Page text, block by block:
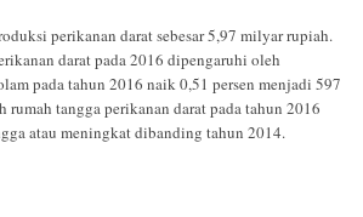
perikanan darat sebesar 5,97 milyar rupiah.
darat pada 2016 dipengaruhi oleh
pada tahun 2016 naik 0,51 persen menjadi 597
rumah tangga perikanan darat pada tahun 2016
atau meningkat dibanding tahun 2014.